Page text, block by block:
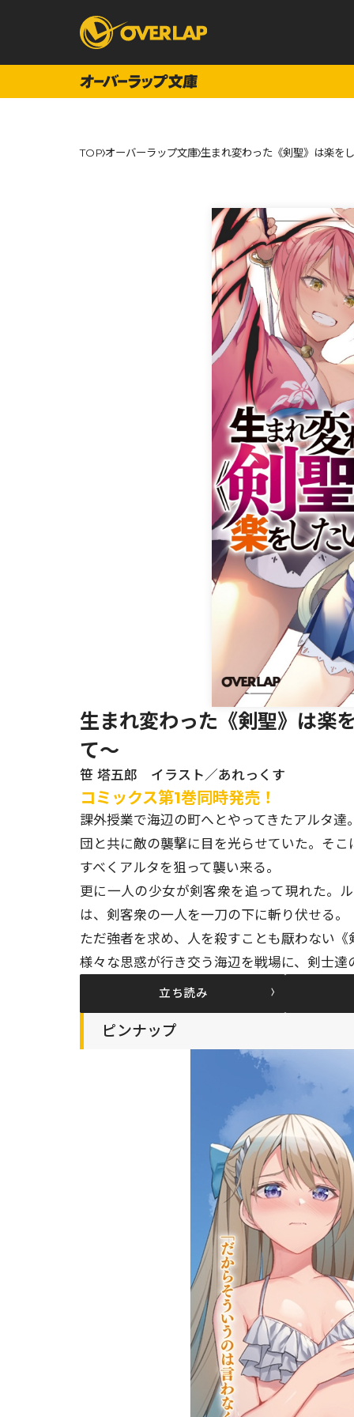
コミック ライトノベ
ロサージュノベルス
オーバーラップ文庫 オーバ
コミッククリエ
TOP オーバーラップ文庫 生まれ変わった《剣聖》は楽を
生まれ変わった《剣聖》は
て～
笹 塔五郎 イラスト／あれっくす
コミックス第1巻同時発売！
課外授業で海辺の町へとやってきたアルタ
団と共に敵の襲撃に目を光らせていた。そ
すべくアルタを狙って襲い来る。
更に一人の少女が剣客衆を追って現れた。
は、剣客衆の一人を一刀の下に斬り伏せる。
ただ強者を求め、人を殺すことも厭わない《
様々な思惑が行き交う海辺を戦場に、剣士達
立ち読み
ピンナップ